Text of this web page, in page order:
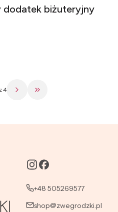
dodatek biżuteryjny
4 Przejdź do ostatniej
+48 505269577
shop@zwegrodzki.pl